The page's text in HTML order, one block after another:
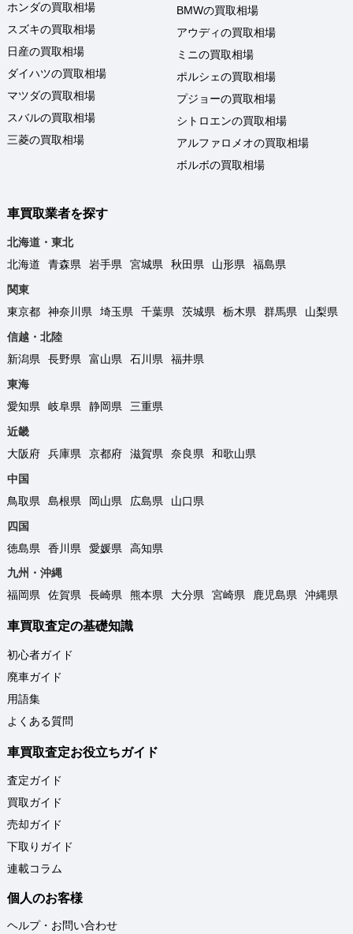
ホンダの買取相場
スズキの買取相場
日産の買取相場
ダイハツの買取相場
マツダの買取相場
スバルの買取相場
三菱の買取相場
BMWの買取相場
アウディの買取相場
ミニの買取相場
ポルシェの買取相場
プジョーの買取相場
シトロエンの買取相場
アルファロメオの買取相場
ボルボの買取相場
車買取業者を探す
北海道・東北
北海道
青森県 岩手県 宮城県 秋田県 山形県
福島県
関東
東京都
神奈川県 埼玉県 千葉県 茨城県 栃木県 群馬県
山梨県
信越・北陸
新潟県
長野県 富山県 石川県
福井県
東海
愛知県
岐阜県 静岡県
三重県
近畿
大阪府
兵庫県 京都府 滋賀県 奈良県
和歌山県
中国
鳥取県
島根県 岡山県 広島県
山口県
四国
徳島県
香川県 愛媛県
高知県
九州・沖縄
福岡県
佐賀県 長崎県 熊本県 大分県 宮崎県 鹿児島県 沖縄県
車買取査定の基礎知識
初心者ガイド
廃車ガイド
用語集
よくある質問
車買取査定お役立ちガイド
査定ガイド
買取ガイド
売却ガイド
下取りガイド
連載コラム
個人のお客様
ヘルプ・お問い合わせ